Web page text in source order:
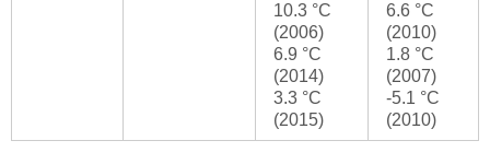
10.3 °C
(2006)
6.9 °C
(2014)
3.3 °C
(2015)
6.6 °C
(2010)
1.8 °C
(2007)
-5.1 °C
(2010)